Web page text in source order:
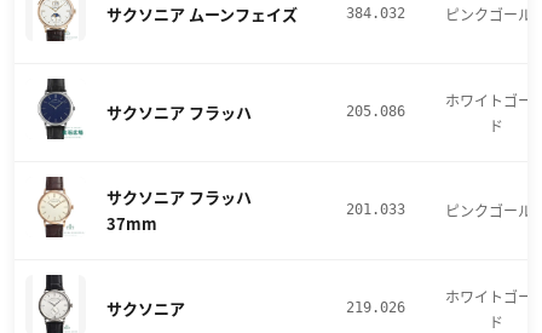
サクソニア ムーンフェイズ 384.032 ピンクゴール
サクソニア フラッハ 205.086
ホワイトゴー
ド
サクソニア フラッハ
37mm
201.033 ピンクゴール
サクソニア 219.026
ホワイトゴー
ド